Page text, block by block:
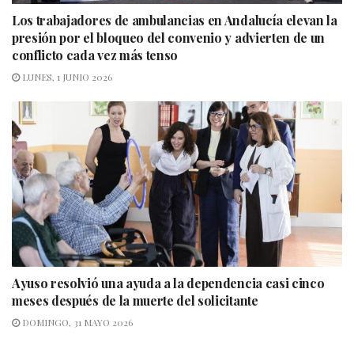
Los trabajadores de ambulancias en Andalucía elevan la
presión por el bloqueo del convenio y advierten de un
conflicto cada vez más tenso
LUNES, 1 JUNIO 2026
Ayuso resolvió una ayuda a la dependencia casi cinco
meses después de la muerte del solicitante
DOMINGO, 31 MAYO 2026